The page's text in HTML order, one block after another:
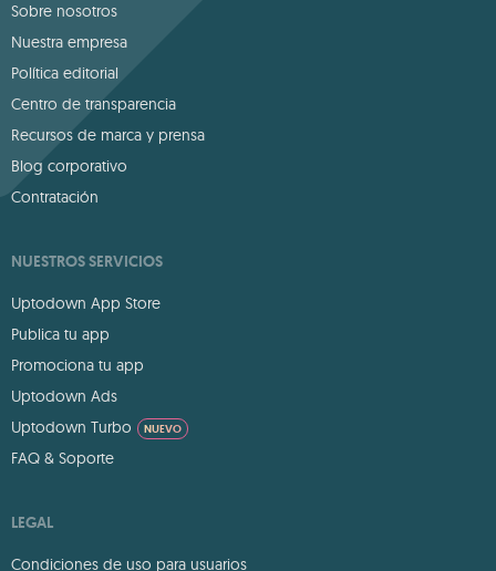
Sobre nosotros
Nuestra empresa
Política editorial
Centro de transparencia
Recursos de marca y prensa
Blog corporativo
Contratación
NUESTROS SERVICIOS
Uptodown App Store
Publica tu app
Promociona tu app
Uptodown Ads
Uptodown Turbo
NUEVO
FAQ & Soporte
LEGAL
Condiciones de uso para usuarios